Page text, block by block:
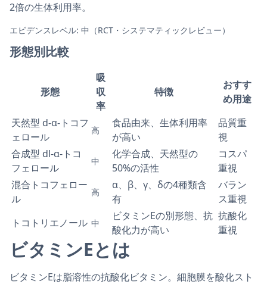
2倍の生体利用率。
エビデンスレベル: 中（RCT・システマティックレビュー）
形態別比較
形態
吸
収
率
特徴
おすす
め用途
天然型 d-α-トコフ
ェロール
高
食品由来、生体利用率
が高い
品質重
視
合成型 dl-α-トコ
フェロール
中
化学合成、天然型の
50%の活性
コスパ
重視
混合トコフェロー
ル
高
α、β、γ、δの4種類含
有
バラン
ス重視
トコトリエノール 中
ビタミンEの別形態、抗
酸化力が高い
抗酸化
重視
ビタミンEとは
ビタミンEは脂溶性の抗酸化ビタミン。細胞膜を酸化スト